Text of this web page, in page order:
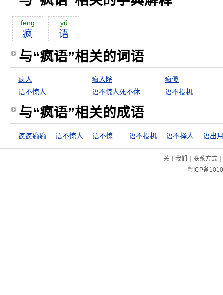
fēng
疯
yŭ
语
与“疯语”相关的词语
疯人 疯人院
疯儍
语不惊人
语不惊人死不休 语不投机
与“疯语”相关的成语
疯疯癫癫 语不惊人 语不投机 语不择人 语出
关于我们 | 联系方式|
粤ICP备